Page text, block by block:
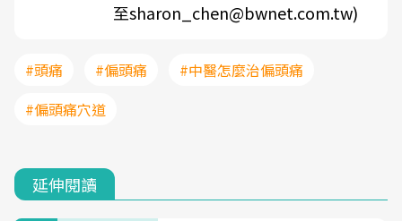
至sharon_chen@bwnet.com.tw)
#頭痛 #偏頭痛
#中醫怎麼治偏頭痛
#偏頭痛穴道
延伸閱讀